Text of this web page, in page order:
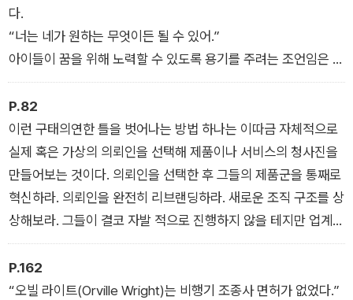
능력인 것이다.
저자는 효율적인 훈련을 위해 매일 가뿐히 소화할 수 있는 한 페
이지의 글과 질문만 요약해 담았지만, 그곳에 압축된 가능성은 무
한하다. 이 책의 진가는 읽을수록 드러난다. 하루하루 쌓인 통찰
과 지침이 1년을 바꿀 뿐 아니라, 다시 읽을 때도 성장한 당신에
걸맞게 또 다른 변화를 불러일으킬 것이다.
리더십과 경영학의 대가 세스 고딘은 저자에 대해 이렇게 말했다.
“토드 헨리는 당신이 더 많이, 더 훌륭하게 성취해낼 수 있도록
돕는다. 바로 지금부터 말이다.” 한 장 글을 읽고 하나씩 질문을
던지며 생각을 단련할 때, 일터에서 능숙한 해결사가 될 뿐 아니
라 삶의 방향과 질서가 정립되어갈 것이다.
다.
“너는 네가 원하는 무엇이든 될 수 있어.”
아이들이 꿈을 위해 노력할 수 있도록 용기를 주려는 조언임은 잘
알지 만, 사실 이 말은 전혀 진실이 아니다. 아무리 열심히 연습해
도 키 170센티미터 소년이 NBA에 진출할 가능성은 희박하다.
(…) 이런 조언의 문제는 과정이 아닌 최종 결과에만 집중한다는
점이다. 그곳에 어떻게 갈지보다 마지막에 어디에서 끝날지를 생
각하게 만든다.
우리가 선택한 서술 기법은 세상을 경험하는 방식을 규정한다. 결
과에만 집중한다면 점점 자신의 꿈이 시야에서 멀어지는 모습을
지켜보며 환멸을 느끼게 될 것이다.
- <무엇이든 될 수 있다는 말의 함정> 중
P.82
이런 구태의연한 틀을 벗어나는 방법 하나는 이따금 자체적으로
실제 혹은 가상의 의뢰인을 선택해 제품이나 서비스의 청사진을
만들어보는 것이다. 의뢰인을 선택한 후 그들의 제품군을 통째로
혁신하라. 의뢰인을 완전히 리브랜딩하라. 새로운 조직 구조를 상
상해보라. 그들이 결코 자발 적으로 진행하지 않을 테지만 업계를
뒤바꿀 만한 주력 제품을 개발하라.
이런 청사진 작업의 엄청난 매력이 무엇인지 아는가? 이 작업을
아무와도 공유하지 않아도 된다는 것이다! 오직 당신만의 작업이
P.162
“오빌 라이트(Orville Wright)는 비행기 조종사 면허가 없었다.”